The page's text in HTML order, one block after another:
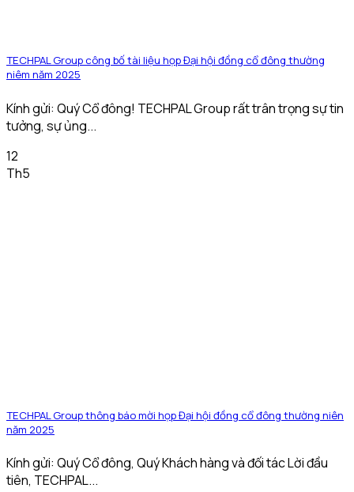
TECHPAL Group công bố tài liệu họp Đại hội đồng cổ đông thường
niêm năm 2025
Kính gửi: Quý Cổ đông! TECHPAL Group rất trân trọng sự tin
tưởng, sự ủng...
12
Th5
TECHPAL Group thông báo mời họp Đại hội đồng cổ đông thường niên
năm 2025
Kính gửi: Quý Cổ đông, Quý Khách hàng và đối tác Lời đầu
tiên, TECHPAL...